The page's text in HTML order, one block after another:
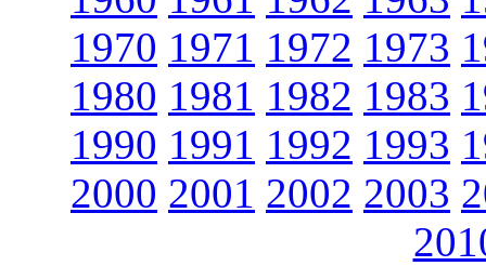
1970 1971 1972 1973
1980 1981 1982 1983
1990 1991 1992 1993
2000 2001 2002 2003